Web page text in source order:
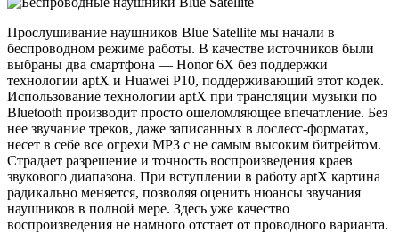
Прослушивание наушников Blue Satellite мы начали в
беспроводном режиме работы. В качестве источников были
выбраны два смартфона — Honor 6X без поддержки
технологии aptX и Huawei P10, поддерживающий этот кодек.
Использование технологии aptX при трансляции музыки по
Bluetooth производит просто ошеломляющее впечатление. Без
нее звучание треков, даже записанных в лослесс-форматах,
несет в себе все огрехи MP3 с не самым высоким битрейтом.
Страдает разрешение и точность воспроизведения краев
звукового диапазона. При вступлении в работу aptX картина
радикально меняется, позволяя оценить нюансы звучания
наушников в полной мере. Здесь уже качество
воспроизведения не намного отстает от проводного варианта.